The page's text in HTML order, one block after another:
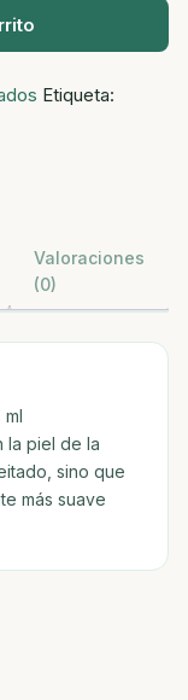
Etiqueta:
Valoraciones
(0)
la piel de la
sino que
más suave